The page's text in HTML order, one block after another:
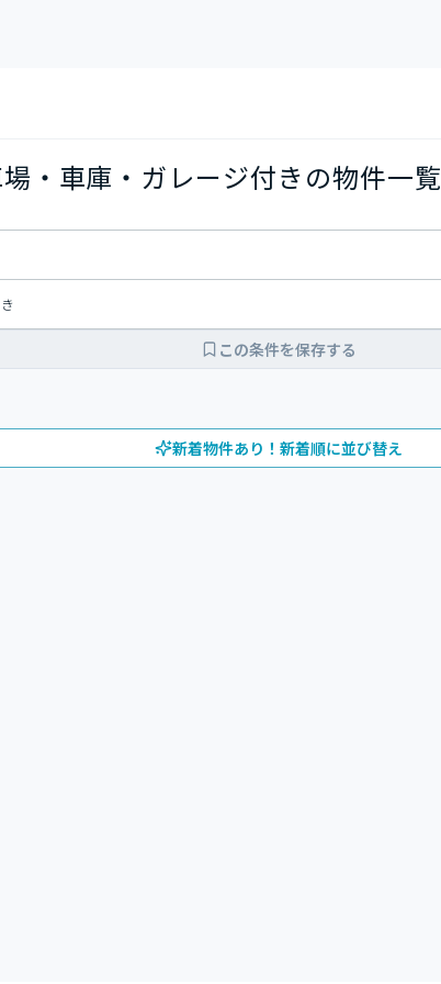
・車庫・ガレージ付きの物件一覧
この条件を保存する
新着物件あり！新着順に並び替え